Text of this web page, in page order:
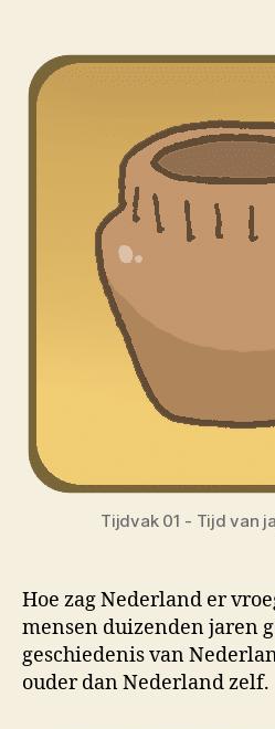
Tijdvak 01 - Tijd van
Hoe zag Nederland er
mensen duizenden jaren
geschiedenis van
ouder dan Nederland zelf.